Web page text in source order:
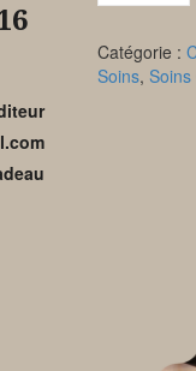
Hammam,
et
Massage
Catégorie :
Soins,